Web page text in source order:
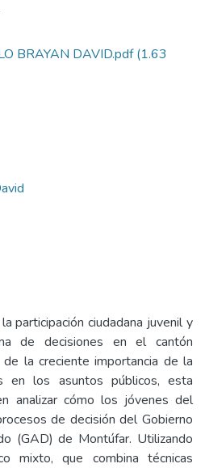
BRAYAN DAVID.pdf(1.63
participación ciudadana juvenil y
de decisiones en el cantón
la creciente importancia de la
en los asuntos públicos, esta
analizar cómo los jóvenes del
de decisión del Gobierno
(GAD) de Montúfar. Utilizando
mixto, que combina técnicas